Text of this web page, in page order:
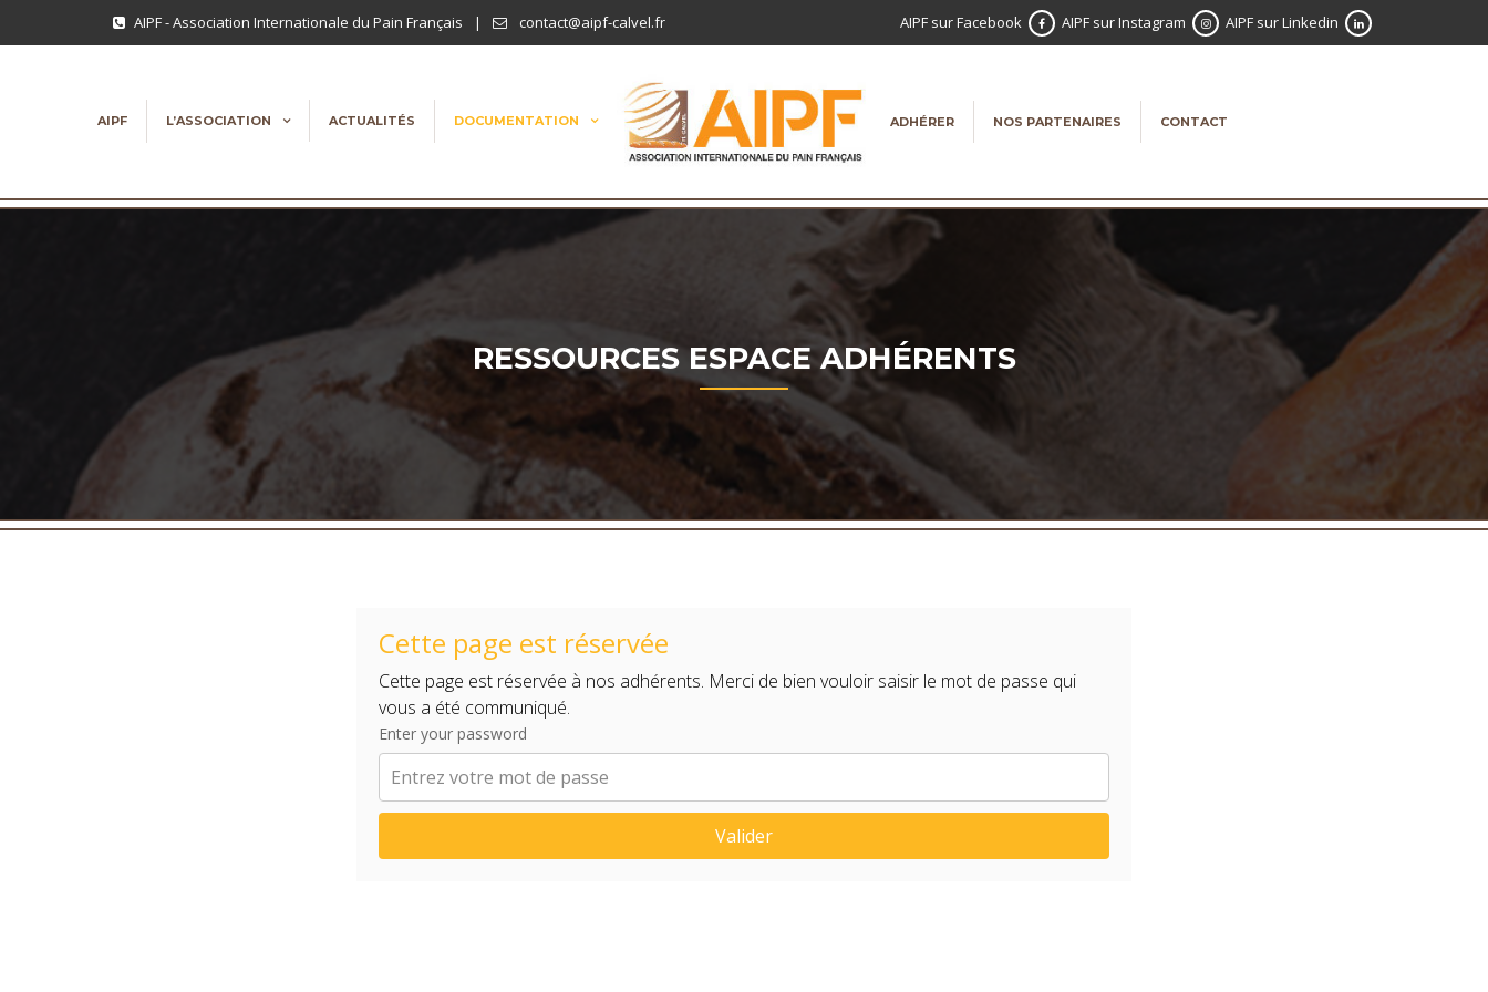
AIPF - Association Internationale du Pain Français | contact@aipf-calvel.fr AIPF sur Facebook AIPF sur Instagram AIPF sur Linkedin
AIPF L’ASSOCIATION ACTUALITÉS DOCUMENTATION ADHÉRER NOS PARTENAIRES CONTACT
RESSOURCES ESPACE ADHÉRENTS
Cette page est réservée
Cette page est réservée à nos adhérents. Merci de bien vouloir saisir le mot de passe qui
vous a été communiqué.
Enter your password
Valider